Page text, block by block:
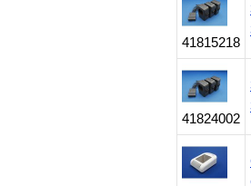
41815218
41824002